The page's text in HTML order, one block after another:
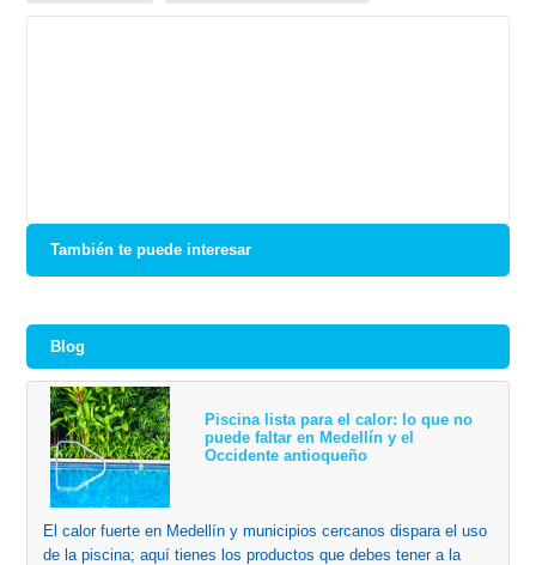
También te puede interesar
Blog
Piscina lista para el calor: lo que no
puede faltar en Medellín y el
Occidente antioqueño
El calor fuerte en Medellín y municipios cercanos dispara el uso
de la piscina; aquí tienes los productos que debes tener a la